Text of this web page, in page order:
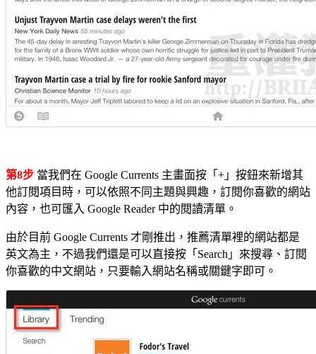
第8步 當我們在 Google Currents 主畫面按「+」按鈕來新增其
他訂閱項目時，可以依照不同主題與興趣，訂閱你喜歡的網站
內容，也可匯入 Google Reader 中的閱讀清單。
由於目前 Google Currents 才剛推出，推薦清單裡的網站都是
英文為主，不過我們還是可以直接按「Search」來搜尋、訂閱
你喜歡的中文網站，只要輸入網站名稱或關鍵字即可。